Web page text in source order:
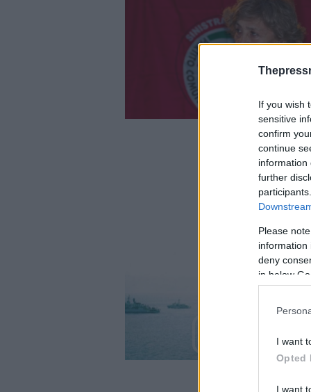
If you wish
sensitive
confirm
continue
information
further
Please
information
deny
in below
I want
Opted
I want